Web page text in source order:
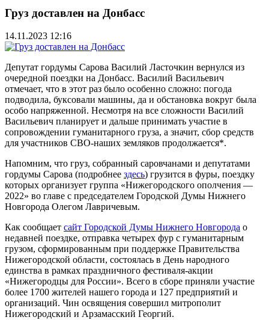
Груз доставлен на Донбасс
14.11.2023 12:16
Депутат гордумы Сарова Василий Ласточкин вернулся из
очередной поездки на Донбасс. Василий Васильевич
отмечает, что в этот раз было особенно сложно: погода
подводила, буксовали машины, да и обстановка вокруг была
особо напряженной. Несмотря на все сложности Василий
Васильевич планирует и дальше принимать участие в
сопровождении гуманитарного груза, а значит, сбор средств
для участников СВО-наших земляков продолжается*.
Напомним, что груз, собранный саровчанами и депутатами
гордумы Сарова (подробнее здесь) грузится в фуры, поездку
которых организует группа «Нижегородского ополчения —
2022» во главе с председателем Городской Думы Нижнего
Новгорода Олегом Лавричевым.
Как сообщает сайт Городской Думы Нижнего Новгорода о
недавней поездке, отправка четырех фур с гуманитарным
грузом, сформированным при поддержке Правительства
Нижегородской области, состоялась в День народного
единства в рамках праздничного фестиваля-акции
«Нижегородцы для России». Всего в сборе приняли участие
более 1700 жителей нашего города и 127 предприятий и
организаций. Чин освящения совершил митрополит
Нижегородский и Арзамасский Георгий.